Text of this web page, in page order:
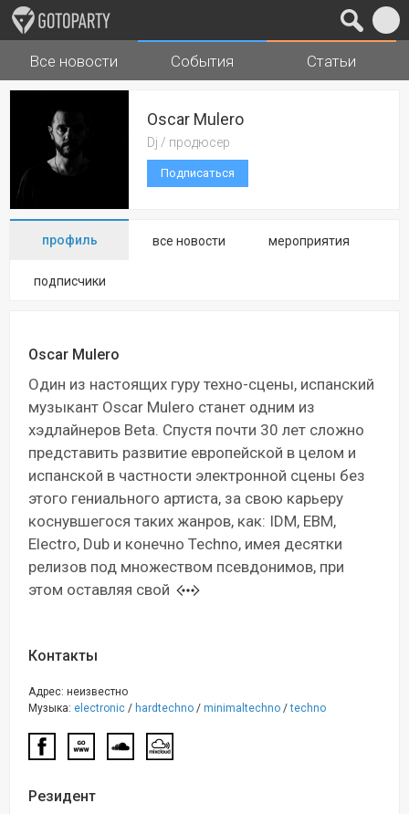
Города Музыка
Все новости События Статьи
Oscar Mulero
Dj / продюсер
Подписаться
профиль все новости мероприятия
подписчики
Oscar Mulero
Один из настоящих гуру техно-сцены, испанский
музыкант Oscar Mulero станет одним из
хэдлайнеров Beta. Спустя почти 30 лет сложно
представить развитие европейской в целом и
испанской в частности электронной сцены без
этого гениального артиста, за свою карьеру
коснувшегося таких жанров, как: IDM, EBM,
Electro, Dub и конечно Techno, имея десятки
релизов под множеством псевдонимов, при
этом оставляя свой
Контакты
Адрес: неизвестно
Музыка: electronic / hardtechno / minimaltechno /techno
Резидент